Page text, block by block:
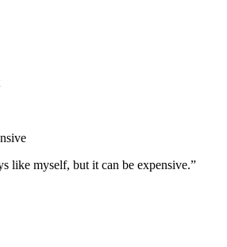
like myself, but it can be expensive.”